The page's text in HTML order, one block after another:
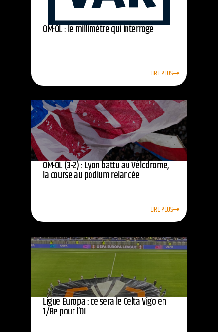
OM-OL : le millimètre qui interroge
LIRE PLUS
OM-OL (3-2) : Lyon battu au Vélodrome,
la course au podium relancée
LIRE PLUS
Ligue Europa : ce sera le Celta Vigo en
1/8e pour l’OL